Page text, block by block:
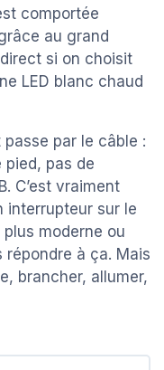
comportée
au grand
si on choisit
LED blanc chaud
passe par le câble :
pas de
C’est vraiment
interrupteur sur le
moderne ou
à ça. Mais
brancher, allumer,